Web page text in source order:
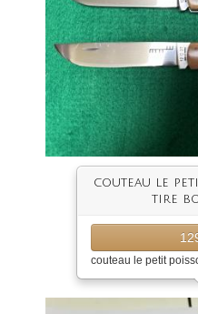
couteau le
tire
couteau le petit